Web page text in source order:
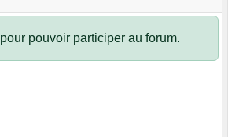
pour pouvoir participer au forum.